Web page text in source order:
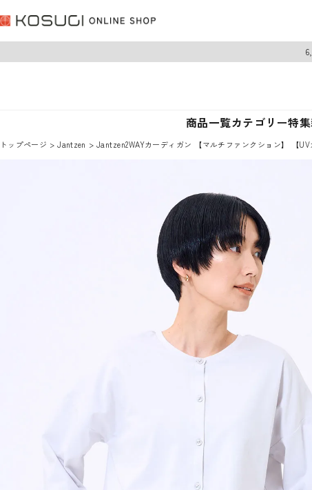
商品一覧カテゴリー特集
トップページ Jantzen Jantzen2WAYカーディガン 【マルチファンクション】 【